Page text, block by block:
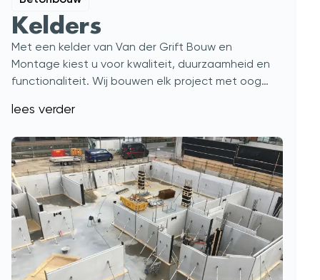
Kelders
Met een kelder van Van der Grift Bouw en
Montage kiest u voor kwaliteit, duurzaamheid en
functionaliteit. Wij bouwen elk project met oog
lees verder